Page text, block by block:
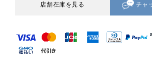
店舗在庫を見る チャ